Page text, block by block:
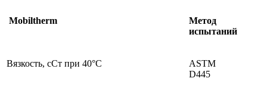
Mobiltherm
Метод
испытаний
Вязкость, сСт при 40°C
ASTM
D445